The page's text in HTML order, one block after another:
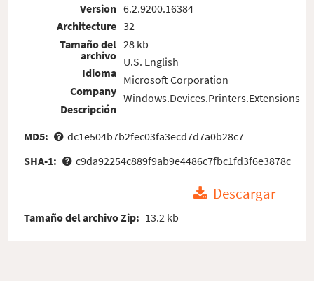
Version
Architecture
Tamaño del
archivo
Idioma
Company
Descripción
6.2.9200.16384
32
28 kb
U.S. English
Microsoft Corporation
Windows.Devices.Printers.Extensions
MD5:
dc1e504b7b2fec03fa3ecd7d7a0b28c7
SHA-1:
c9da92254c889f9ab9e4486c7fbc1fd3f6e3878c
Descargar
Tamaño del archivo Zip: 13.2 kb